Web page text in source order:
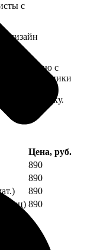
с
дизайн
с
сотрудники
в
на обложку.
Цена, руб.
890
890
890
890